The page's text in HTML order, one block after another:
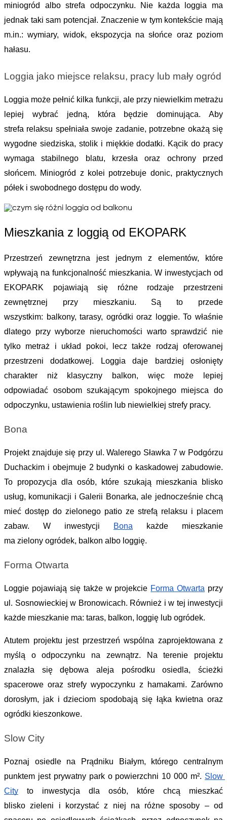
miniogród albo strefa odpoczynku. Nie każda loggia ma
jednak taki sam potencjał. Znaczenie w tym kontekście mają
m.in.: wymiary, widok, ekspozycja na słońce oraz poziom
hałasu.
Loggia jako miejsce relaksu, pracy lub mały ogród
Loggia może pełnić kilka funkcji, ale przy niewielkim metrażu
lepiej wybrać jedną, która będzie dominująca. Aby
strefa relaksu spełniała swoje zadanie, potrzebne okażą się
wygodne siedziska, stolik i miękkie dodatki. Kącik do pracy
wymaga stabilnego blatu, krzesła oraz ochrony przed
słońcem. Miniogród z kolei potrzebuje donic, praktycznych
półek i swobodnego dostępu do wody.
Mieszkania z loggią od EKOPARK
Przestrzeń zewnętrzna jest jednym z elementów, które
wpływają na funkcjonalność mieszkania. W inwestycjach od
EKOPARK pojawiają się różne rodzaje przestrzeni
zewnętrznej przy mieszkaniu. Są to przede
wszystkim: balkony, tarasy, ogródki oraz loggie. To właśnie
dlatego przy wyborze nieruchomości warto sprawdzić nie
tylko metraż i układ pokoi, lecz także rodzaj oferowanej
przestrzeni dodatkowej. Loggia daje bardziej osłonięty
charakter niż klasyczny balkon, więc może
lepiej
odpowiadać osobom szukającym spokojnego miejsca do
odpoczynku, ustawienia roślin lub niewielkiej strefy pracy.
Bona
Projekt znajduje się przy ul. Walerego Sławka 7 w Podgórzu
Duchackim i obejmuje 2 budynki o kaskadowej zabudowie.
To propozycja dla osób, które szukają mieszkania blisko
usług, komunikacji i Galerii Bonarka, ale jednocześnie chcą
mieć dostęp do zielonego patio ze strefą relaksu i placem
zabaw. W inwestycji
Bona każde mieszkanie
ma zielony ogródek, balkon albo loggię.
Forma Otwarta
Loggie pojawiają się także w projekcie Forma Otwarta przy
ul. Sosnowieckiej w Bronowicach. Również i w tej inwestycji
każde mieszkanie ma: taras, balkon, loggię lub ogródek.
Atutem projektu jest przestrzeń wspólna zaprojektowana z
myślą o odpoczynku na zewnątrz. Na terenie projektu
znalazła się dębowa aleja pośrodku osiedla, ścieżki
spacerowe oraz strefy wypoczynku z hamakami. Zarówno
dorosłym, jak i dzieciom spodobają się łąka kwietna oraz
ogródki kieszonkowe.
Slow City
Poznaj osiedle na Prądniku Białym, którego centralnym
punktem jest prywatny park o powierzchni 10 000 m². Slow
City to inwestycja dla osób, które chcą mieszkać
blisko zieleni i korzystać z niej na różne sposoby – od